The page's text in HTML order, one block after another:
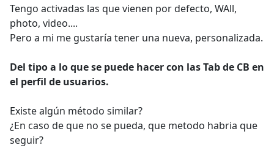
Tengo activadas las que vienen por defecto, WAll,
photo, video....
Pero a mi me gustaría tener una nueva, personalizada.
Del tipo a lo que se puede hacer con las Tab de CB en
el perfil de usuarios.
Existe algún método similar?
¿En caso de que no se pueda, que metodo habria que
seguir?